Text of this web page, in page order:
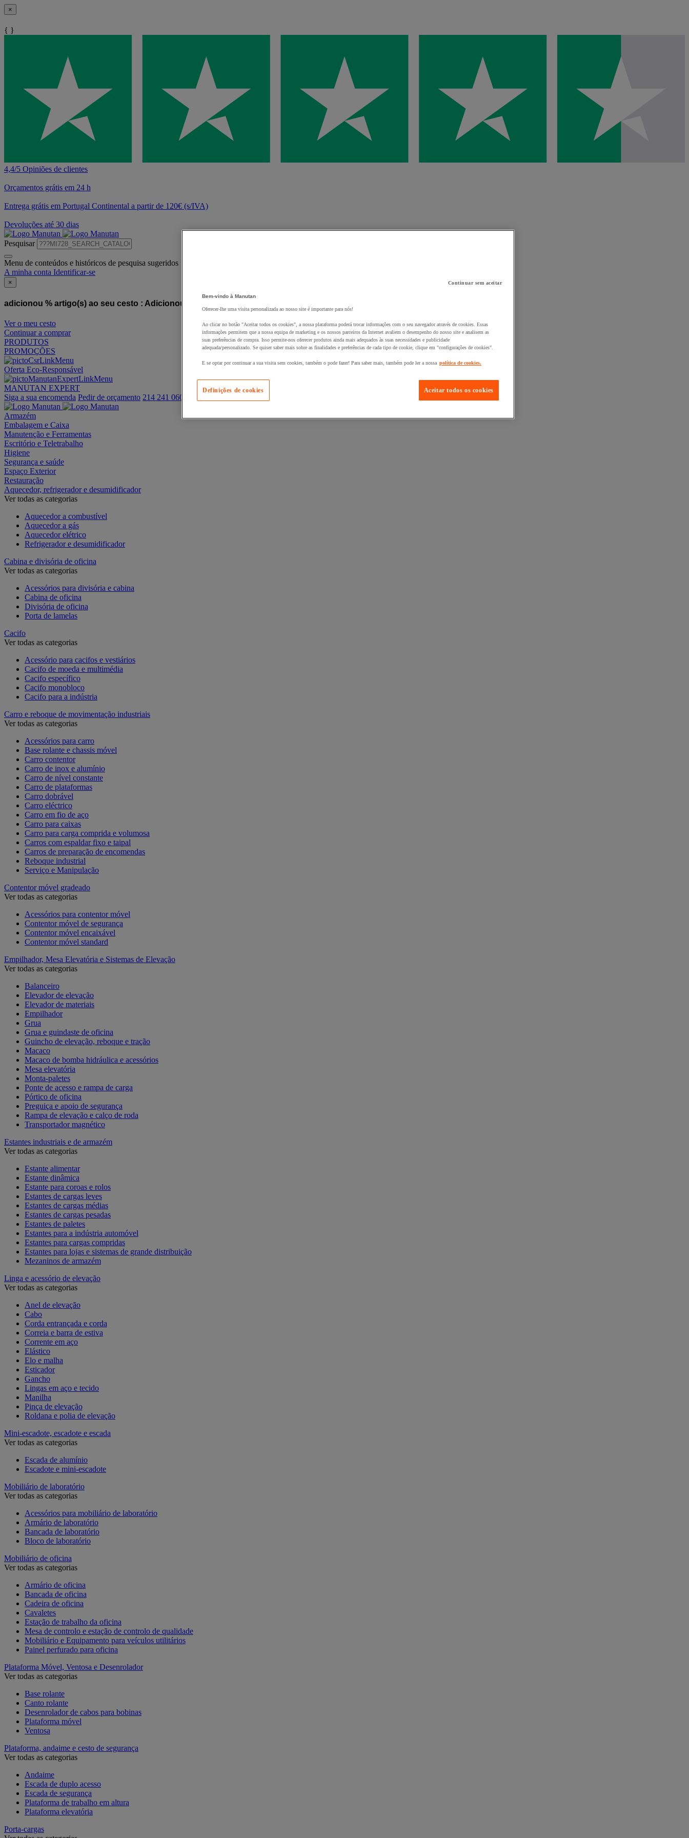
×
{ }
4,4/5 Opiniões de clientes
Orçamentos grátis em 24 h
Entrega grátis em Portugal Continental a partir de 120€ (s/IVA)
Devoluções até 30 dias
Pesquisar
Menu de conteúdos e históricos de pesquisa sugeridos
A minha conta Identificar-se
×
adicionou % artigo(s) ao seu cesto : Adicionou este artigo ao seu cesto :
Ver o meu cesto
Continuar a comprar
PRODUTOS
PROMOÇÕES
Oferta Eco-Responsável
MANUTAN EXPERT
Siga a sua encomenda Pedir de orçamento 214 241 060
Armazém
Embalagem e Caixa
Manutenção e Ferramentas
Escritório e Teletrabalho
Higiene
Segurança e saúde
Espaço Exterior
Restauração
Aquecedor, refrigerador e desumidificador
Ver todas as categorias
Aquecedor a combustível
Aquecedor a gás
Aquecedor elétrico
Refrigerador e desumidificador
Cabina e divisória de oficina
Ver todas as categorias
Acessórios para divisória e cabina
Cabina de oficina
Divisória de oficina
Porta de lamelas
Cacifo
Ver todas as categorias
Acessório para cacifos e vestiários
Cacifo de moeda e multimédia
Cacifo específico
Cacifo monobloco
Cacifo para a indústria
Carro e reboque de movimentação industriais
Ver todas as categorias
Acessórios para carro
Base rolante e chassis móvel
Carro contentor
Carro de inox e alumínio
Carro de nível constante
Carro de plataformas
Carro dobrável
Carro eléctrico
Carro em fio de aço
Carro para caixas
Carro para carga comprida e volumosa
Carros com espaldar fixo e taipal
Carros de preparação de encomendas
Reboque industrial
Serviço e Manipulação
Contentor móvel gradeado
Ver todas as categorias
Acessórios para contentor móvel
Contentor móvel de segurança
Contentor móvel encaixável
Contentor móvel standard
Empilhador, Mesa Elevatória e Sistemas de Elevação
Ver todas as categorias
Balanceiro
Elevador de elevação
Elevador de materiais
Empilhador
Grua
Grua e guindaste de oficina
Guincho de elevação, reboque e tração
Macaco
Macaco de bomba hidráulica e acessórios
Mesa elevatória
Monta-paletes
Ponte de acesso e rampa de carga
Pórtico de oficina
Preguiça e apoio de segurança
Rampa de elevação e calço de roda
Transportador magnético
Estantes industriais e de armazém
Ver todas as categorias
Estante alimentar
Estante dinâmica
Estante para coroas e rolos
Estantes de cargas leves
Estantes de cargas médias
Estantes de cargas pesadas
Estantes de paletes
Estantes para a indústria automóvel
Estantes para cargas compridas
Estantes para lojas e sistemas de grande distribuição
Mezaninos de armazém
Linga e acessório de elevação
Ver todas as categorias
Anel de elevação
Cabo
Corda entrançada e corda
Correia e barra de estiva
Corrente em aço
Elástico
Elo e malha
Esticador
Gancho
Lingas em aço e tecido
Manilha
Pinça de elevação
Roldana e polia de elevação
Mini-escadote, escadote e escada
Ver todas as categorias
Escada de alumínio
Escadote e mini-escadote
Mobiliário de laboratório
Ver todas as categorias
Acessórios para mobiliário de laboratório
Armário de laboratório
Bancada de laboratório
Bloco de laboratório
Mobiliário de oficina
Ver todas as categorias
Armário de oficina
Bancada de oficina
Cadeira de oficina
Cavaletes
Estação de trabalho da oficina
Mesa de controlo e estação de controlo de qualidade
Mobiliário e Equipamento para veículos utilitários
Painel perfurado para oficina
Plataforma Móvel, Ventosa e Desenrolador
Ver todas as categorias
Base rolante
Canto rolante
Desenrolador de cabos para bobinas
Plataforma móvel
Ventosa
Plataforma, andaime e cesto de segurança
Ver todas as categorias
Andaime
Escada de duplo acesso
Escada de segurança
Plataforma de trabalho em altura
Plataforma elevatória
Porta-cargas
Continuar sem aceitar
Bem-vindo à Manutan
Oferecer-lhe uma visita personalizada ao nosso site é importante para nós!
Ao clicar no botão "Aceitar todos os cookies", a nossa plataforma poderá trocar informações com o seu navegador através de cookies. Essas
informações permitem que a nossa equipa de marketing e os nossos parceiros da Internet avaliem o desempenho do nosso site e analisem as
suas preferências de compra. Isso permite-nos oferecer produtos ainda mais adequados às suas necessidades e publicidade
adequada/personalizado. Se quiser saber mais sobre as finalidades e preferências de cada tipo de cookie, clique em "configurações de cookies".
E se optar por continuar a sua visita sem cookies, também o pode fazer! Para saber mais, também pode ler a nossa política de cookies.
Aceitar todos os cookies
Definições de cookies